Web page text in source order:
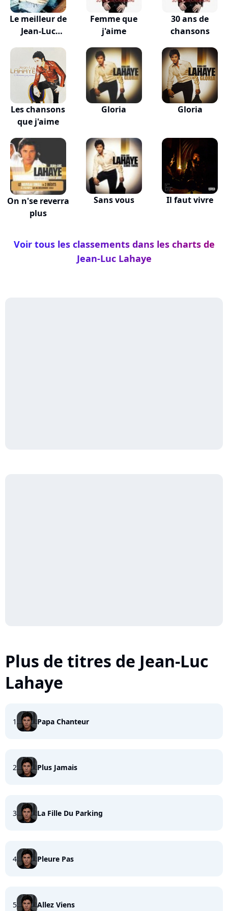
Le meilleur de
Jean-Luc
Femme que
j'aime
30 ans de
chansons
Les chansons
que j'aime
Gloria Gloria
On n'se reverra
plus
Sans vous Il faut vivre
Voir tous les classements dans les charts de
Jean-Luc Lahaye
Plus de titres de Jean-Luc
Lahaye
1 Papa Chanteur
2 Plus Jamais
3 La Fille Du Parking
4 Pleure Pas
5 Allez Viens